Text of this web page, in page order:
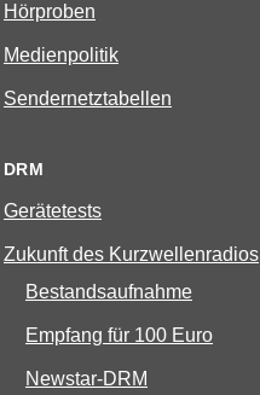
Hörproben
Medienpolitik
Sendernetztabellen
DRM
Gerätetests
Zukunft des Kurzwellenradios
Bestandsaufnahme
Empfang für 100 Euro
Newstar-DRM